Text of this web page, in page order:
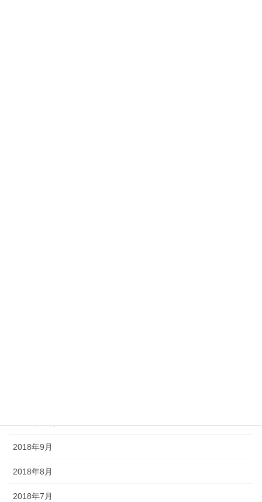
2018年9月
2018年8月
2018年7月